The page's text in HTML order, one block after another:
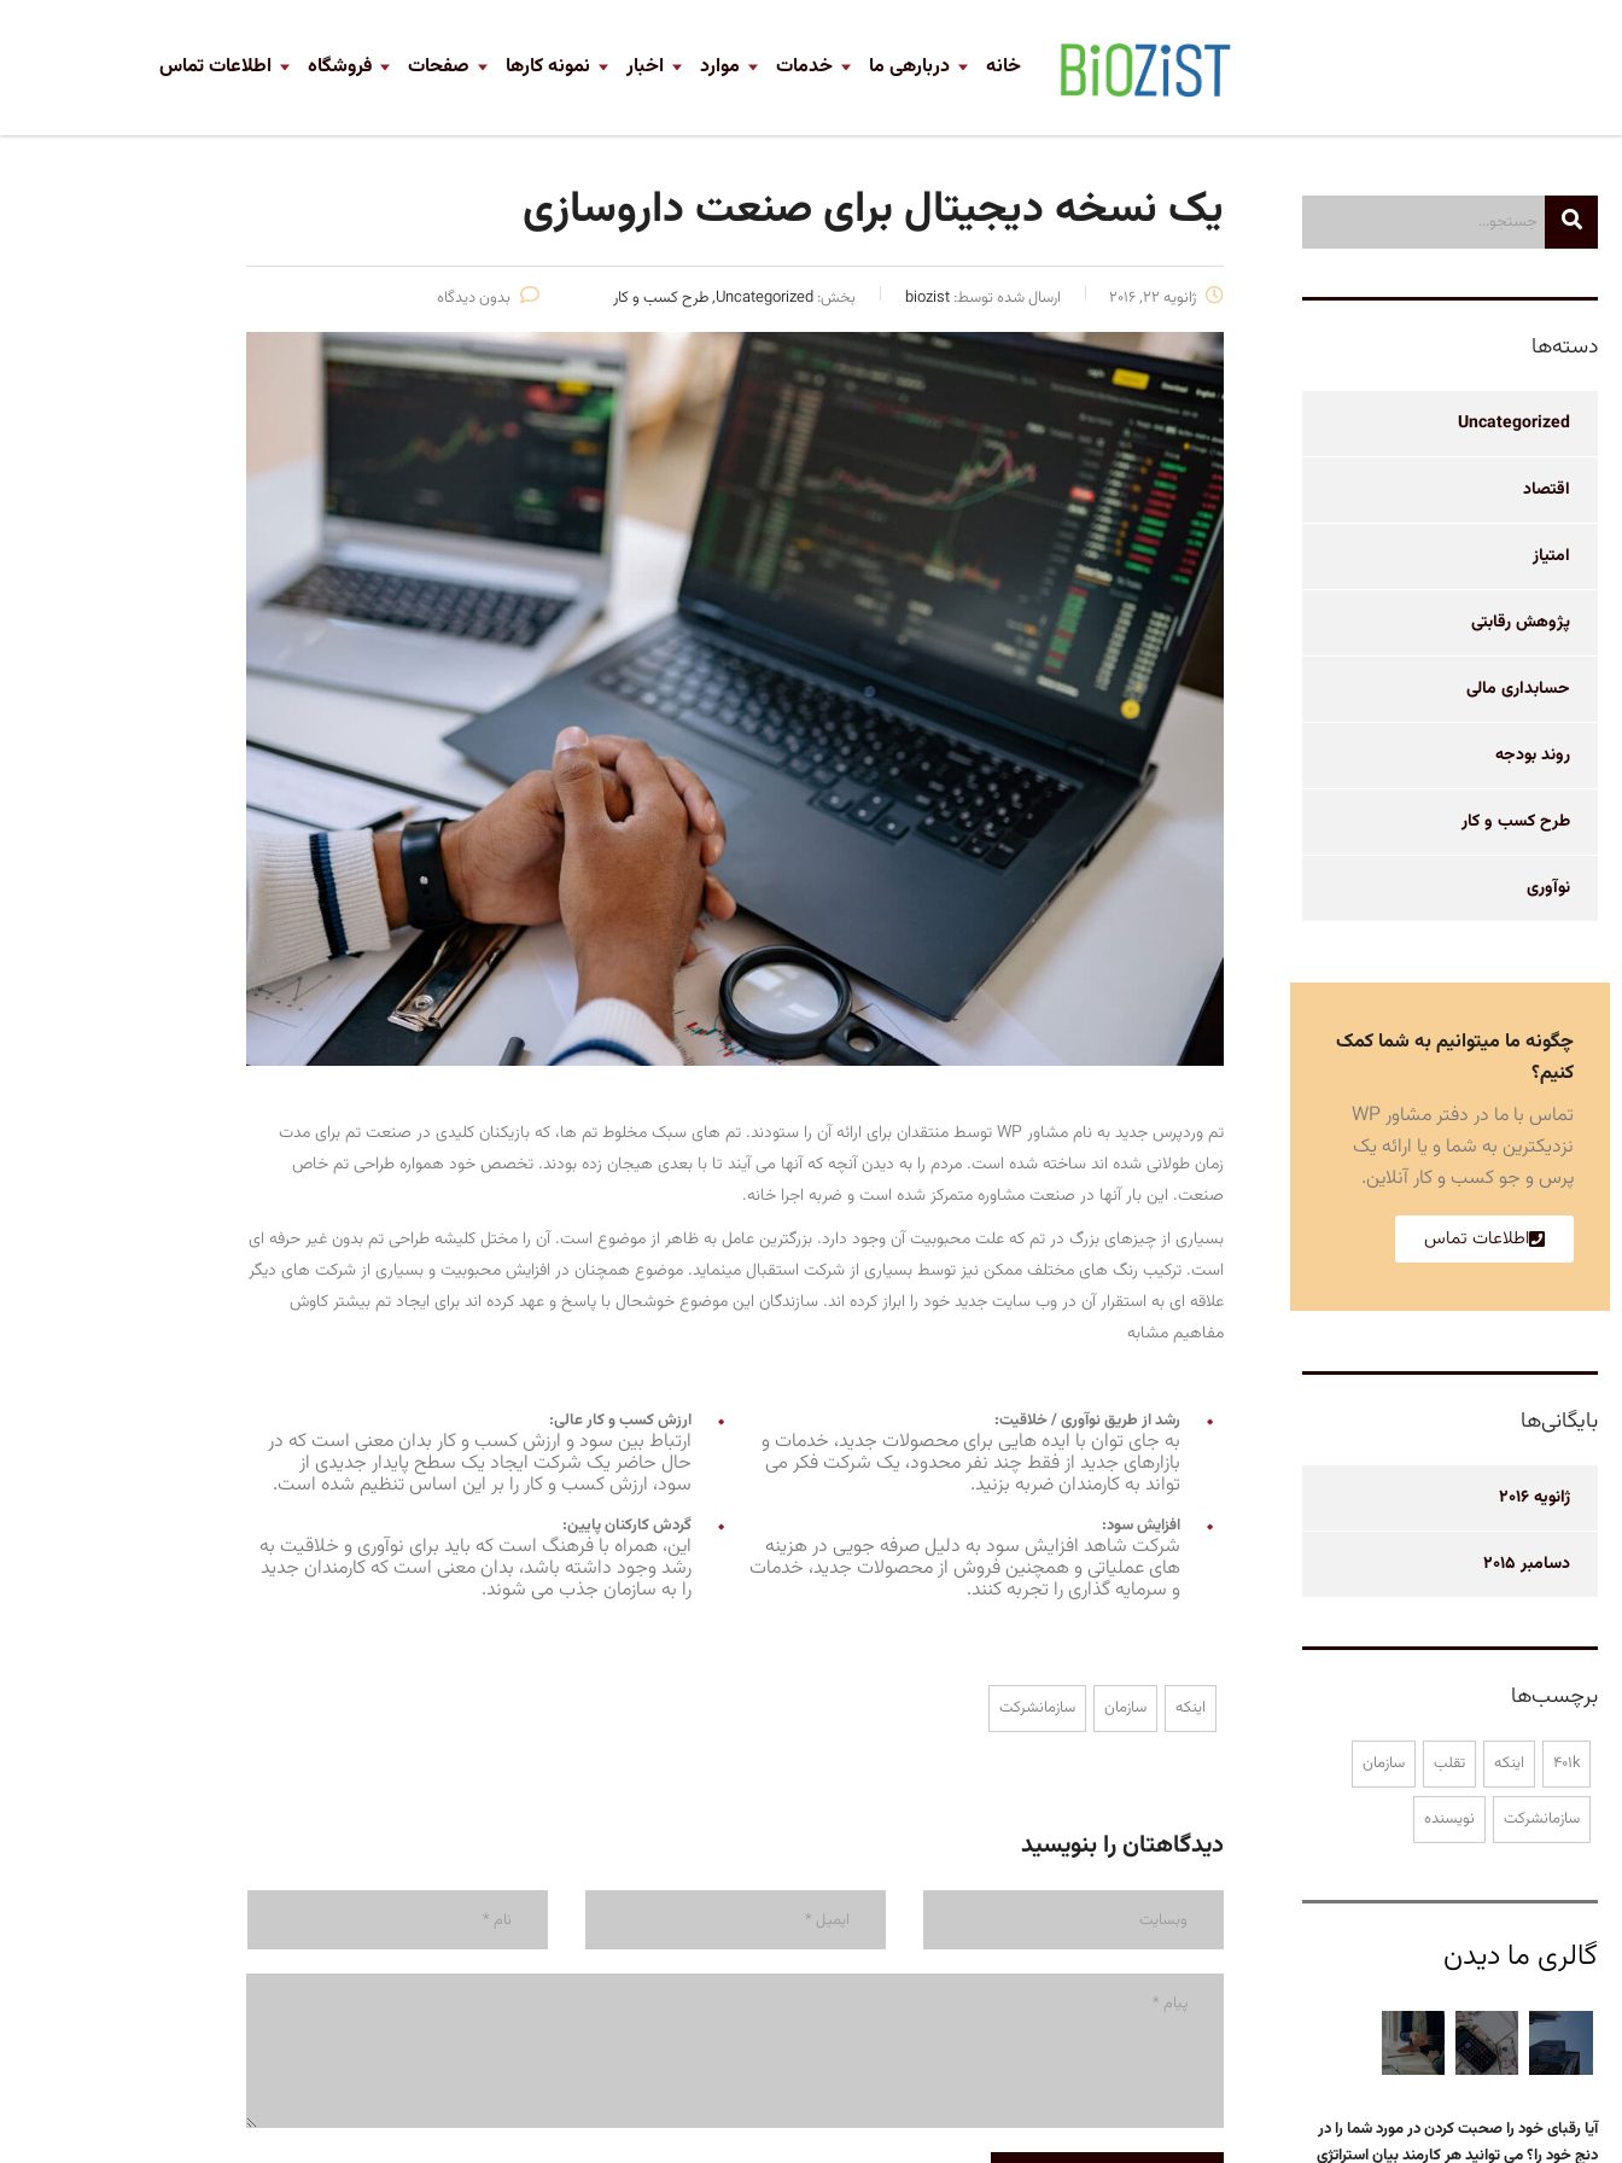
خانه دربارهی ما خدمات موارد اخبار نمونه کارها صفحات فروشگاه اطلاعات تماس
دسته‌ها
Uncategorized
اقتصاد
امتیاز
پژوهش رقابتی
حسابداری مالی
روند بودجه
طرح کسب و کار
نوآوری
چگونه ما میتوانیم به شما کمک
کنیم؟
تماس با ما در دفتر مشاور WP
نزدیکترین به شما و یا ارائه یک
پرس و جو کسب و کار آنلاین.
اطلاعات تماس
بایگانی‌ها
ژانویه 2016
دسامبر 2015
برچسب‌ها
401k اینکه تقلب سازمان
سازمانشرکت نویسنده
گالری ما دیدن
آیا رقبای خود را صحبت کردن در مورد شما را در
دنج خود را؟ می توانید هر کارمند بیان استراتژی
یک نسخه دیجیتال برای صنعت داروسازی
ژانویه 22, 2016 ارسال شده توسط: biozist بخش: Uncategorized, طرح کسب و کار بدون دیدگاه
تم وردپرس جدید به نام مشاور WP توسط منتقدان برای ارائه آن را ستودند. تم های سبک مخلوط تم ها، که بازیکنان کلیدی در صنعت تم برای مدت
زمان طولانی شده اند ساخته شده است. مردم را به دیدن آنچه که آنها می آیند تا با بعدی هیجان زده بودند. تخصص خود همواره طراحی تم خاص
صنعت. این بار آنها در صنعت مشاوره متمرکز شده است و ضربه اجرا خانه.
بسیاری از چیزهای بزرگ در تم که علت محبوبیت آن وجود دارد. بزرگترین عامل به ظاهر از موضوع است. آن را مختل کلیشه طراحی تم بدون غیر حرفه ای
است. ترکیب رنگ های مختلف ممکن نیز توسط بسیاری از شرکت استقبال مینماید. موضوع همچنان در افزایش محبوبیت و بسیاری از شرکت های دیگر
علاقه ای به استقرار آن در وب سایت جدید خود را ابراز کرده اند. سازندگان این موضوع خوشحال با پاسخ و عهد کرده اند برای ایجاد تم بیشتر کاوش
مفاهیم مشابه
رشد از طریق نوآوری / خلاقیت:
به جای توان با ایده هایی برای محصولات جدید، خدمات و
بازارهای جدید از فقط چند نفر محدود، یک شرکت فکر می
تواند به کارمندان ضربه بزنید.
افزایش سود:
شرکت شاهد افزایش سود به دلیل صرفه جویی در هزینه
های عملیاتی و همچنین فروش از محصولات جدید، خدمات
و سرمایه گذاری را تجربه کنند.
ارزش کسب و کار عالی:
ارتباط بین سود و ارزش کسب و کار بدان معنی است که در
حال حاضر یک شرکت ایجاد یک سطح پایدار جدیدی از
سود، ارزش کسب و کار را بر این اساس تنظیم شده است.
گردش کارکنان پایین:
این، همراه با فرهنگ است که باید برای نوآوری و خلاقیت به
رشد وجود داشته باشد، بدان معنی است که کارمندان جدید
را به سازمان جذب می شوند.
اینکه سازمان سازمانشرکت
دیدگاهتان را بنویسید